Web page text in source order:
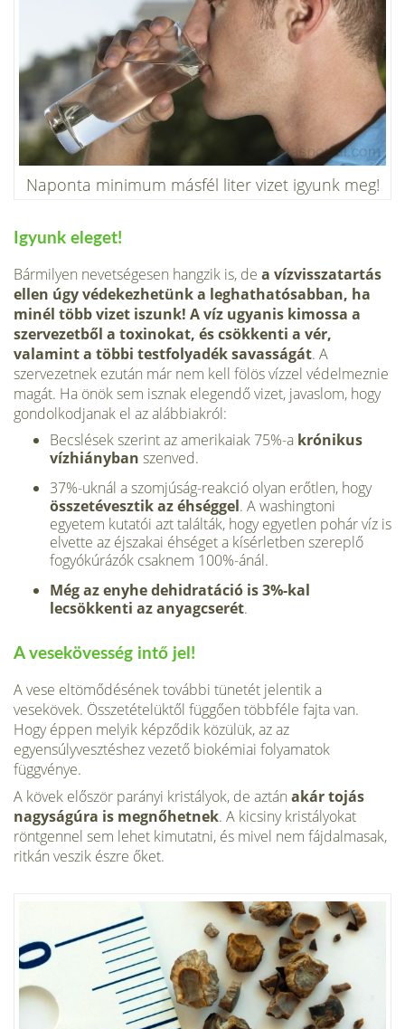
Naponta minimum másfél liter vizet igyunk meg!
Igyunk eleget!
Bármilyen nevetségesen hangzik is, de a vízvisszatartás
ellen úgy védekezhetünk a leghathatósabban, ha
minél több vizet iszunk! A víz ugyanis kimossa a
szervezetből a toxinokat, és csökkenti a vér,
valamint a többi testfolyadék savasságát. A
szervezetnek ezután már nem kell fölös vízzel védelmeznie
magát. Ha önök sem isznak elegendő vizet, javaslom, hogy
gondolkodjanak el az alábbiakról:
Becslések szerint az amerikaiak 75%-a krónikus
vízhiányban szenved.
37%-uknál a szomjúság-reakció olyan erőtlen, hogy
összetévesztik az éhséggel. A washingtoni
egyetem kutatói azt találták, hogy egyetlen pohár víz is
elvette az éjszakai éhséget a kísérletben szereplő
fogyókúrázók csaknem 100%-ánál.
Még az enyhe dehidratáció is 3%-kal
lecsökkenti az anyagcserét.
A vesekövesség intő jel!
A vese eltömődésének további tünetét jelentik a
vesekövek. Összetételüktől függően többféle fajta van.
Hogy éppen melyik képződik közülük, az az
egyensúlyvesztéshez vezető biokémiai folyamatok
függvénye.
A kövek először parányi kristályok, de aztán akár tojás
nagyságúra is megnőhetnek. A kicsiny kristályokat
röntgennel sem lehet kimutatni, és mivel nem fájdalmasak,
ritkán veszik észre őket.